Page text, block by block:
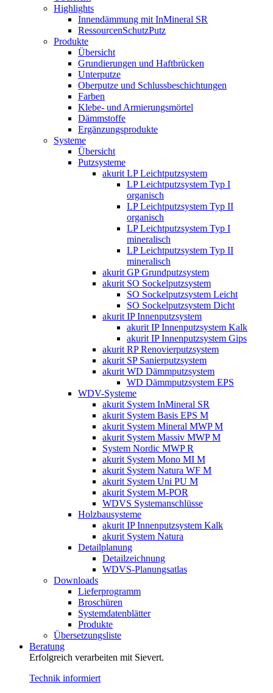
Highlights
Innendämmung mit InMineral SR
RessourcenSchutzPutz
Produkte
Übersicht
Grundierungen und Haftbrücken
Unterputze
Oberputze und Schlussbeschichtungen
Farben
Klebe- und Armierungsmörtel
Dämmstoffe
Ergänzungsprodukte
Systeme
Übersicht
Putzsysteme
akurit LP Leichtputzsystem
LP Leichtputzsystem Typ I
organisch
LP Leichtputzsystem Typ II
organisch
LP Leichtputzsystem Typ I
mineralisch
LP Leichtputzsystem Typ II
mineralisch
akurit GP Grundputzsystem
akurit SO Sockelputzsystem
SO Sockelputzsystem Leicht
SO Sockelputzsystem Dicht
akurit IP Innenputzsystem
akurit IP Innenputzsystem Kalk
akurit IP Innenputzsystem Gips
akurit RP Renovierputzsystem
akurit SP Sanierputzsystem
akurit WD Dämmputzsystem
WD Dämmputzsystem EPS
WDV-Systeme
akurit System InMineral SR
akurit System Basis EPS M
akurit System Mineral MWP M
akurit System Massiv MWP M
System Nordic MWP R
akurit System Mono MI M
akurit System Natura WF M
akurit System Uni PU M
akurit System M-POR
WDVS Systemanschlüsse
Holzbausysteme
akurit IP Innenputzsystem Kalk
akurit System Natura
Detailplanung
Detailzeichnung
WDVS-Planungsatlas
Downloads
Lieferprogramm
Broschüren
Systemdatenblätter
Produkte
Übersetzungsliste
Beratung
Erfolgreich verarbeiten mit Sievert.
Technik informiert